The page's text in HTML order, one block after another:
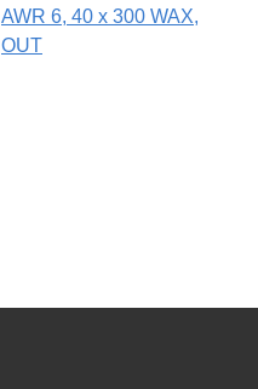
AWR 6, 40 х 300 WAX,
OUT